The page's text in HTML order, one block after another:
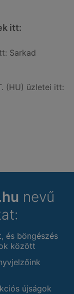
itt:
Sarkad
(HU) üzletei itt:
nevű
és böngészés
között
újságok